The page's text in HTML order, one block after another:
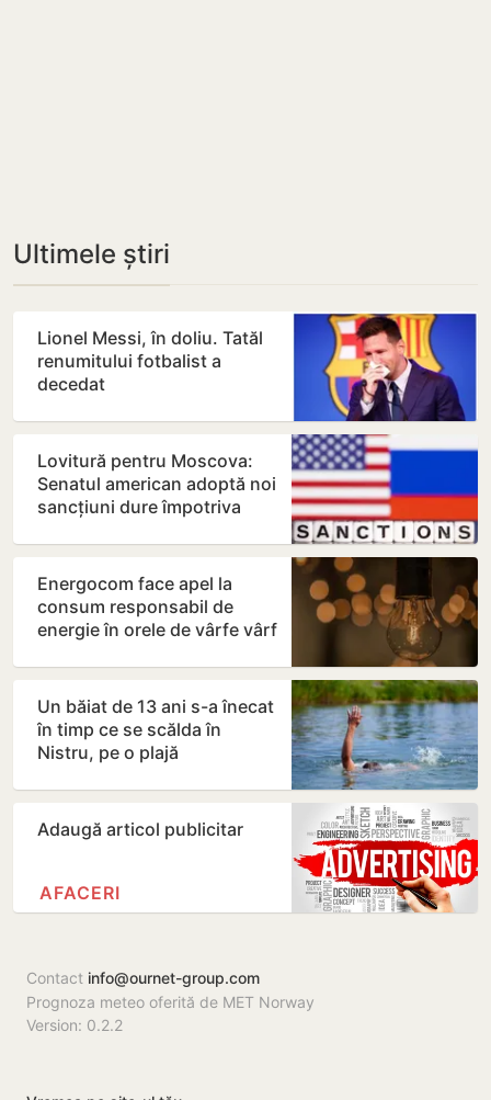
Ultimele știri
Lionel Messi, în doliu. Tatăl
renumitului fotbalist a
decedat
Lovitură pentru Moscova:
Senatul american adoptă noi
sancțiuni dure împotriva
Energocom face apel la
consum responsabil de
energie în orele de vârfe vârf
Un băiat de 13 ani s-a înecat
în timp ce se scălda în
Nistru, pe o plajă
Adaugă articol publicitar
AFACERI
Contact info@ournet-group.com
Prognoza meteo oferită de MET Norway
Version: 0.2.2